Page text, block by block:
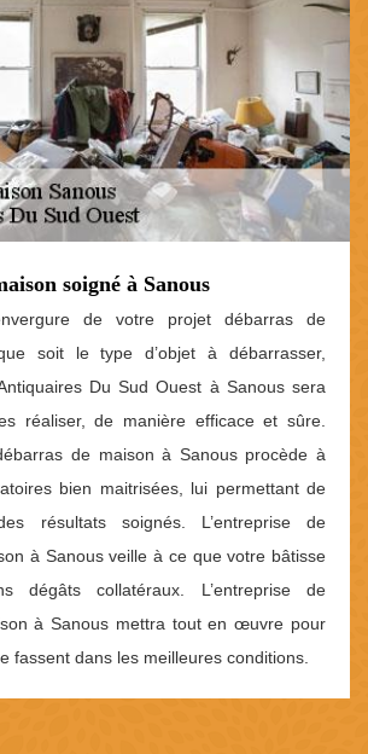
soigné à Sanous
de votre projet débarras de
soit le type d’objet à débarrasser,
Du Sud Ouest à Sanous sera
réaliser, de manière efficace et sûre.
de maison à Sanous procède à
bien maitrisées, lui permettant de
résultats soignés. L’entreprise de
à Sanous veille à ce que votre bâtisse
dégâts collatéraux. L’entreprise de
à Sanous mettra tout en œuvre pour
fassent dans les meilleures conditions.